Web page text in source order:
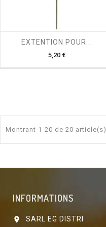
EXTENTION POUR...
5,20 €Prix
Montrant 1-20 de 20 article(s)
INFORMATIONS

SARL EG DISTRI